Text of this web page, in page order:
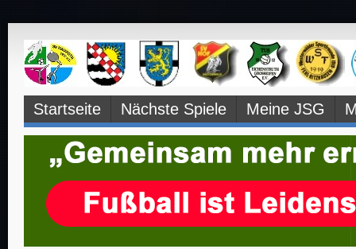
Navigation
überspringen
Startseite Nächste Spiele Meine JSG